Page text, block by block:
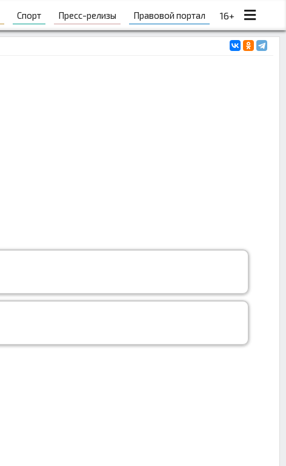
Спорт Пресс-релизы Правовой портал 16+